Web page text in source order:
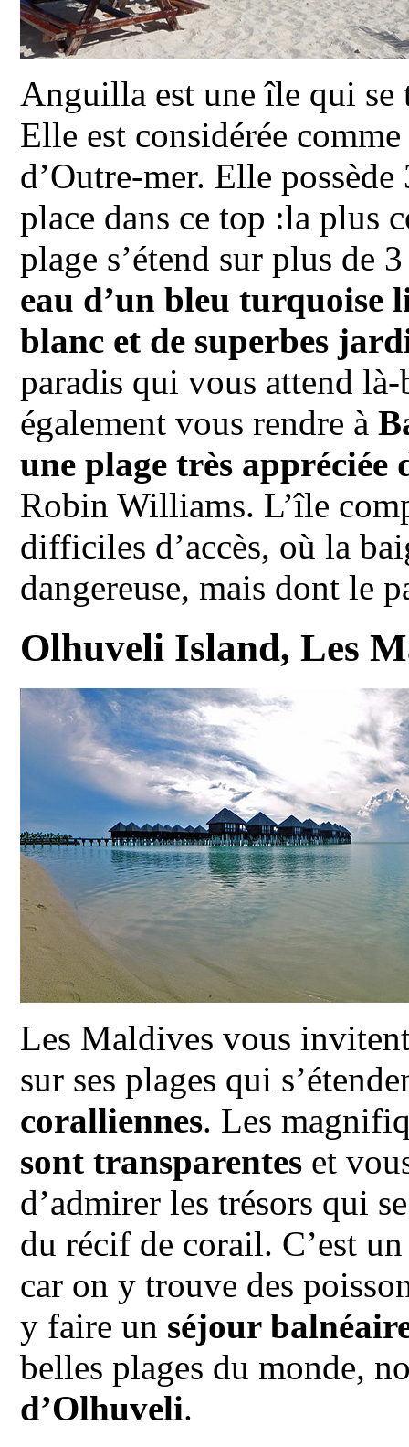
Anguilla est une île qui
Elle est considérée
d’Outre-mer. Elle
place dans ce top :la plus
plage s’étend sur plus de
eau d’un bleu turquoise
blanc et de superbes
paradis qui vous attend
également vous rendre à
une plage très appréciée
Robin Williams. L’île
difficiles d’accès, où la
dangereuse, mais dont le
Olhuveli Island, Les
Les Maldives vous
sur ses plages qui
coralliennes. Les
sont transparentes et
d’admirer les trésors qui
du récif de corail. C’est
car on y trouve des
y faire un séjour
belles plages du monde,
d’Olhuveli.